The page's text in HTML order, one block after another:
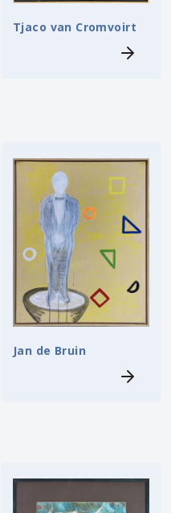
Tjaco van Cromvoirt
Jan de Bruin